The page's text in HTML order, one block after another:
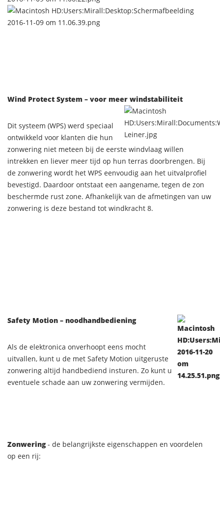
Wind Protect System – voor meer windstabiliteit
Dit systeem (WPS) werd speciaal
ontwikkeld voor klanten die hun
zonwering niet meteen bij de eerste windvlaag willen
intrekken en liever meer tijd op hun terras doorbrengen. Bij
de zonwering wordt het WPS eenvoudig aan het uitvalprofiel
bevestigd. Daardoor ontstaat een aangename, tegen de zon
beschermde rust zone. Afhankelijk van de afmetingen van uw
zonwering is deze bestand tot windkracht 8.
Safety Motion – noodhandbediening
Als de elektronica onverhoopt eens mocht
uitvallen, kunt u de met Safety Motion uitgeruste
zonwering altijd handbediend insturen. Zo kunt u
eventuele schade aan uw zonwering vermijden.
Zonwering- de belangrijkste eigenschappen en voordelen
op een rij: